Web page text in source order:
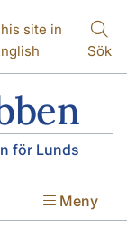
site in
Sök
för Lunds
Meny